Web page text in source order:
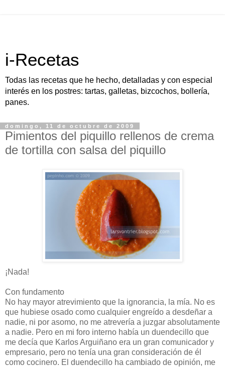
i-Recetas
Todas las recetas que he hecho, detalladas y con especial
interés en los postres: tartas, galletas, bizcochos, bollería,
panes.
domingo, 11 de octubre de 2009
Pimientos del piquillo rellenos de crema
de tortilla con salsa del piquillo
¡Nada!
Con fundamento
No hay mayor atrevimiento que la ignorancia, la mía. No es
que hubiese osado como cualquier engreído a desdeñar a
nadie, ni por asomo, no me atrevería a juzgar absolutamente
a nadie. Pero en mi foro interno había un duendecillo que
me decía que Karlos Arguiñano era un gran comunicador y
empresario, pero no tenía una gran consideración de él
como cocinero. El duendecillo ha cambiado de opinión, me